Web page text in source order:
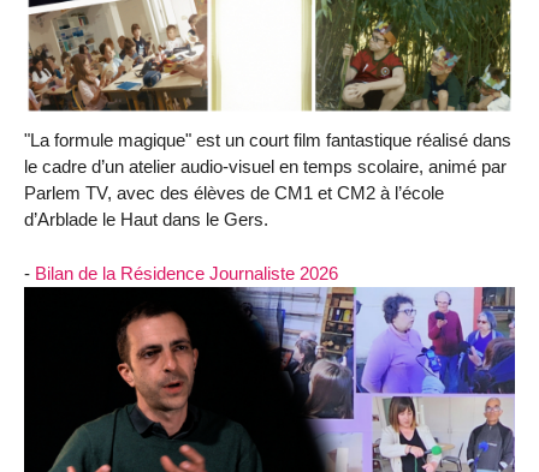
"La formule magique" est un court film fantastique réalisé dans
le cadre d’un atelier audio-visuel en temps scolaire, animé par
Parlem TV, avec des élèves de CM1 et CM2 à l’école
d’Arblade le Haut dans le Gers.
- Bilan de la Résidence Journaliste 2026